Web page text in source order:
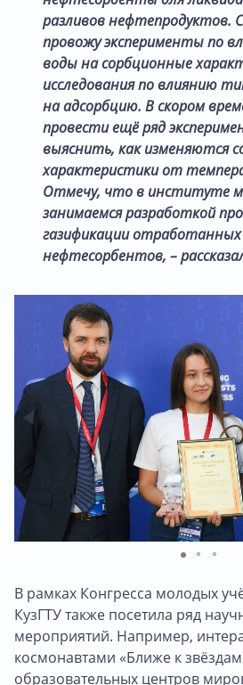
разливов нефтепродуктов.
провожу эксперименты по
воды на сорбционные
исследования по влиянию
на адсорбцию. В скором
провести ещё ряд
выяснить, как изменяются
характеристики от
Отмечу, что в институте
занимаемся разработкой
газификации
нефтесорбентов, –
В рамках Конгресса молодых
КузГТУ также посетила ряд
мероприятий. Например,
космонавтами «Ближе к
образовательных центров